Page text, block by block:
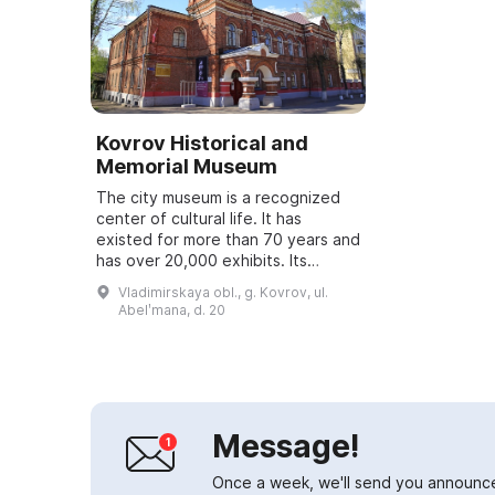
Kovrov Historical and
Memorial Museum
The city museum is a recognized
center of cultural life. It has
existed for more than 70 years and
has over 20,000 exhibits. Its
exhibition halls present more than
150 traveling art exhibitions.
Vladimirskaya obl., g. Kovrov, ul.
Abelʹmana, d. 20
Message!
Once a week, we'll send you